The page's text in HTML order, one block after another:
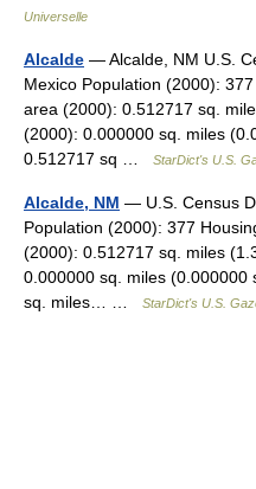
Universelle
Alcalde — Alcalde, NM U.S.
Mexico Population (2000):
area (2000): 0.512717 sq.
(2000): 0.000000 sq. miles
0.512717 sq …
StarDict's U.S.
Alcalde, NM — U.S. Census
Population (2000): 377
(2000): 0.512717 sq. miles
0.000000 sq. miles (0.000000
sq. miles… …
StarDict's U.S.